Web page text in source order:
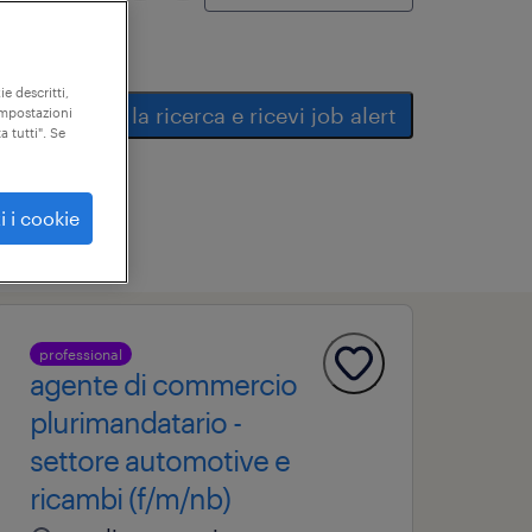
salva la ricerca e ricevi job alert
professional
agente di commercio
plurimandatario -
settore automotive e
ricambi (f/m/nb)
descritti,
tutti". Se
i cookie